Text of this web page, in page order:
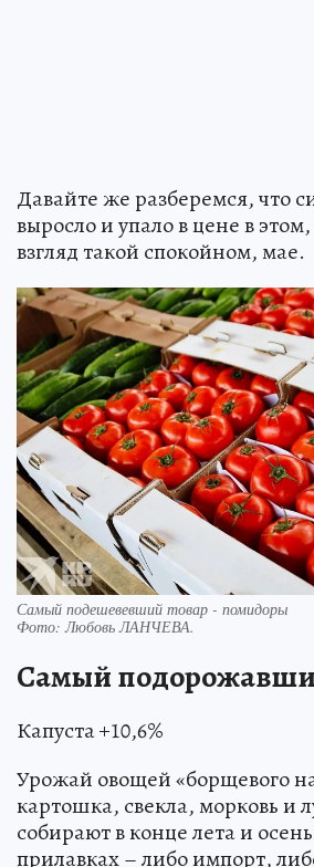
Давайте же разберемся, что
выросло и упало в цене в
взгляд такой спокойном, мае.
Самый подешевевший товар - помидоры
Фото:Любовь ЛАНЧЕВА.
Самый
Капуста +10,6%
Урожай овощей «борщевого
картошка, свекла, морковь и
собирают в конце лета и
прилавках – либо импорт,